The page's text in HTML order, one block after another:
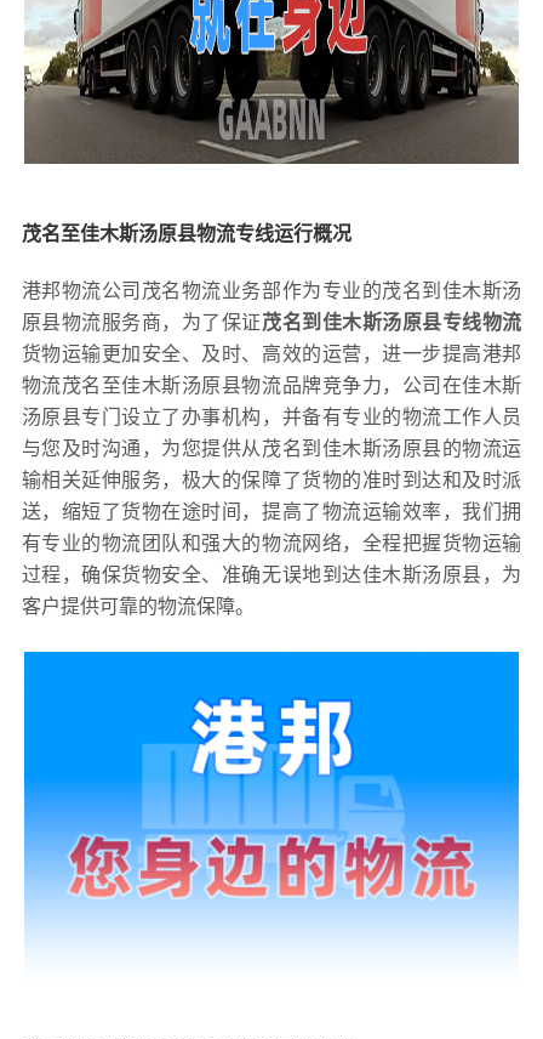
茂名至佳木斯汤原县物流专线运行概况
港邦物流公司茂名物流业务部作为专业的茂名到佳木斯汤
原县物流服务商，为了保证茂名到佳木斯汤原县专线物流
货物运输更加安全、及时、高效的运营，进一步提高港邦
物流茂名至佳木斯汤原县物流品牌竞争力，公司在佳木斯
汤原县专门设立了办事机构，并备有专业的物流工作人员
与您及时沟通，为您提供从茂名到佳木斯汤原县的物流运
输相关延伸服务，极大的保障了货物的准时到达和及时派
送，缩短了货物在途时间，提高了物流运输效率，我们拥
有专业的物流团队和强大的物流网络，全程把握货物运输
过程，确保货物安全、准确无误地到达佳木斯汤原县，为
客户提供可靠的物流保障。